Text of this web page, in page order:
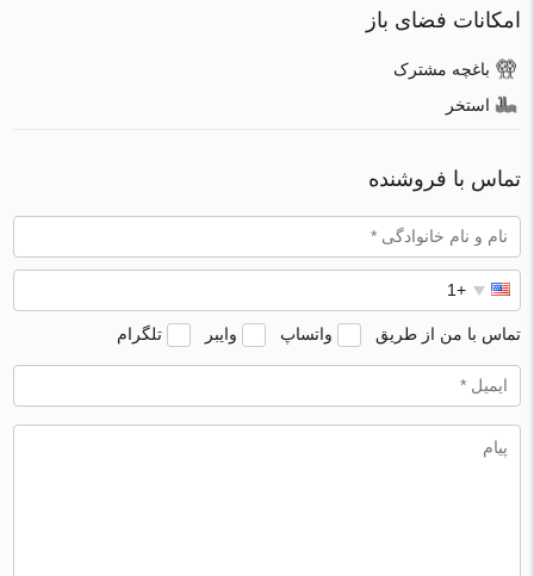
امکانات فضای باز
باغچه مشترک
استخر
تماس با فروشنده
تماس با من از طریق واتساپ وایبر تلگرام